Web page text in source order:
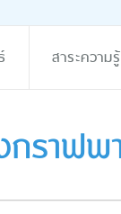
สาระความรู้
ราฟพา